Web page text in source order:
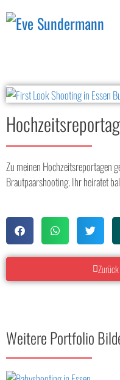
Zu meinen Hochzeitsreportagen
Brautpaarshooting. Ihr heiratet
Weitere Portfolio